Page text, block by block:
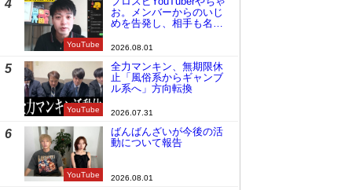
4
YouTube
お。メンバーからのいじ
めを告発し、相手も名指
2026.08.01
5
YouTube
全力マンキン、無期限休
止「風俗系からギャンブ
ル系へ」方向転換
2026.07.31
6
YouTube
ばんばんざいが今後の活
動について報告
2026.08.01